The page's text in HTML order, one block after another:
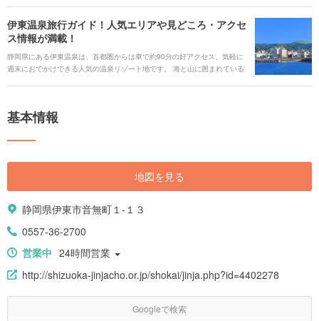
けるエリアと、そのエリアおすすめのスポットをご紹介します。
伊東温泉旅行ガイド！人気エリアや見どころ・アクセ
ス情報が満載！
静岡県にある伊東温泉は、首都圏からは車で約90分の好アクセス、気軽に
週末におでかけできる人気の温泉リゾート地です。 海と山に囲まれている
基本情報
地図を見る
静岡県伊東市音無町１-１３
0557-36-2700
営業中 24時間営業
http://shizuoka-jinjacho.or.jp/shokai/jinja.php?id=4402278
Googleで検索